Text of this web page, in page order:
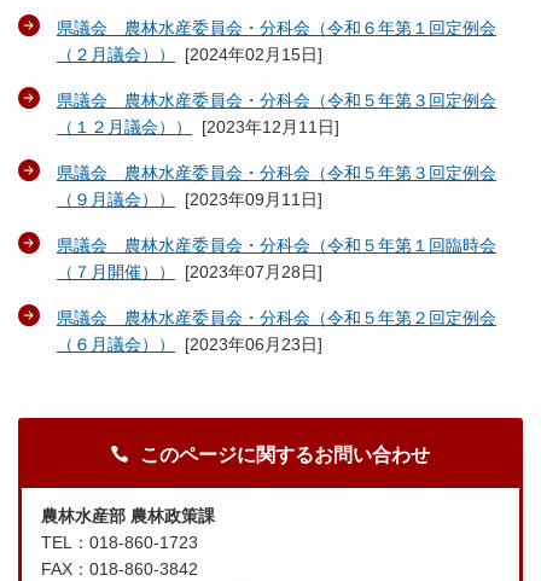
県議会 農林水産委員会・分科会（令和６年第１回定例会
（２月議会））
[2024年02月15日]
県議会 農林水産委員会・分科会（令和５年第３回定例会
（１２月議会））
[2023年12月11日]
県議会 農林水産委員会・分科会（令和５年第３回定例会
（９月議会））
[2023年09月11日]
県議会 農林水産委員会・分科会（令和５年第１回臨時会
（７月開催））
[2023年07月28日]
県議会 農林水産委員会・分科会（令和５年第２回定例会
（６月議会））
[2023年06月23日]
このページに関するお問い合わせ
農林水産部 農林政策課
TEL：018-860-1723
FAX：018-860-3842